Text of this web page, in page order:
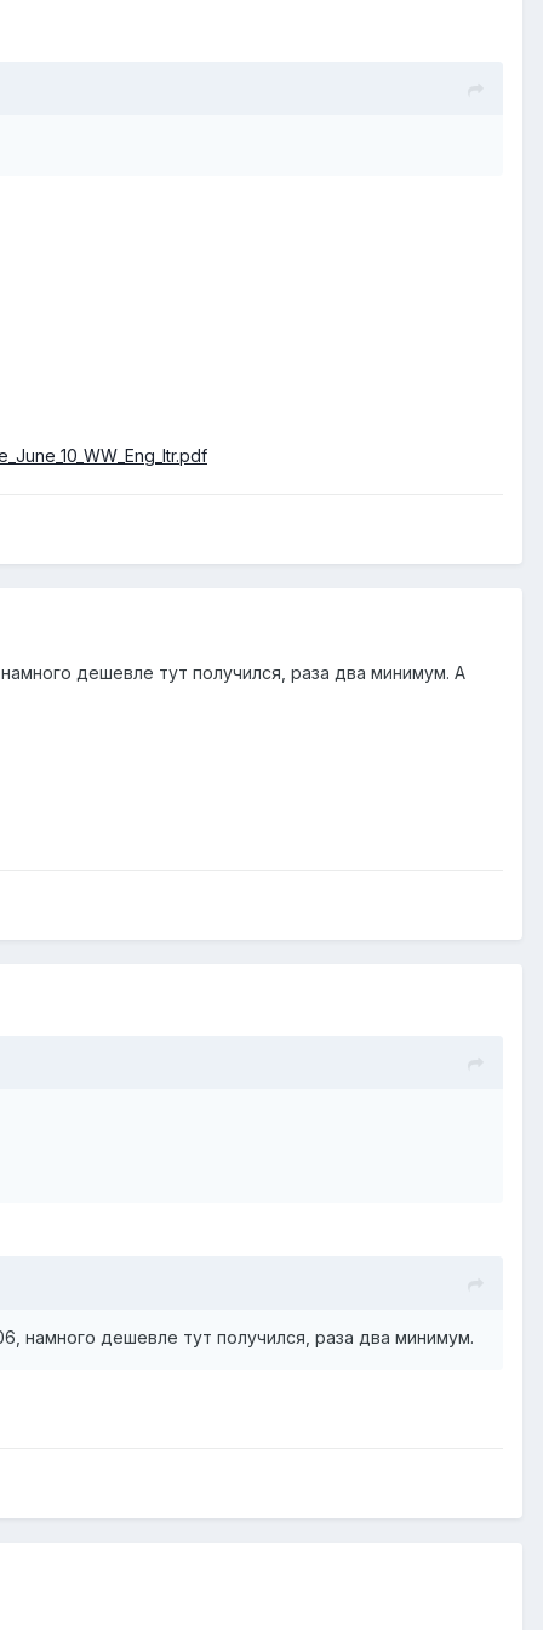
дешевле тут получился, раза два минимум. А
намного дешевле тут получился, раза два минимум.